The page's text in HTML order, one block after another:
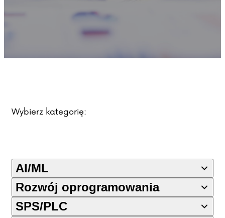
Wybierz kategorię:
AI/ML
Rozwój oprogramowania
SPS/PLC